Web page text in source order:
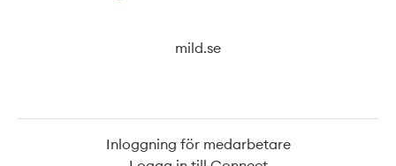
mild.se
Inloggning för medarbetare